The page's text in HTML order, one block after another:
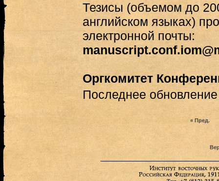
Тезисы (объемом до
английском языках)
электронной почты:
Оргкомитет
Последнее
« Пред.